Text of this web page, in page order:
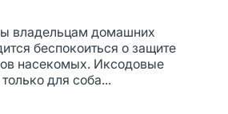
владельцам домашних
беспокоиться о защите
насекомых. Иксодовые
для соба...